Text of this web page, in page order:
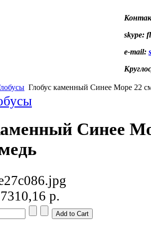
skype:
e-mail:
Глобус каменный Синее Море 22
Синее
7310,16 р.